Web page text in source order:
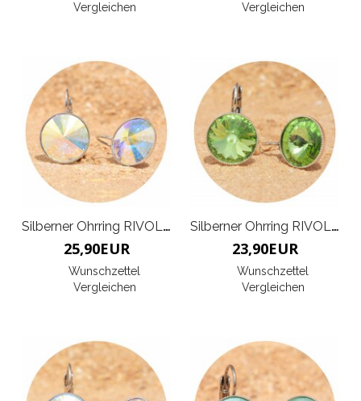
Vergleichen
Vergleichen
Silberner Ohrring RIVOLI G
25,90EUR
Wunschzettel
Vergleichen
Silberner Ohrring RIVOLI K
23,90EUR
Wunschzettel
Vergleichen